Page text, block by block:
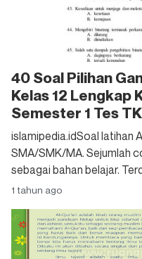
40 Soal Pilihan
Kelas 12 Lengkap
Semester 1 Tes
islamipedia.idSoal latihan
SMA/SMK/MA. Sejumlah
sebagai bahan belajar.
1 tahun ago